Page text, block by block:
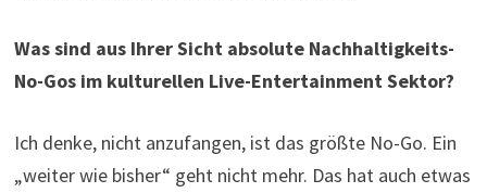
Was sind aus Ihrer Sicht absolute Nachhaltigkeits-
No-Gos im kulturellen Live-Entertainment Sektor?
Ich denke, nicht anzufangen, ist das größte No-Go. Ein
„weiter wie bisher“ geht nicht mehr. Das hat auch etwas